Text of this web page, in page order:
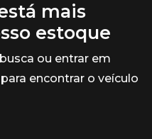
mais
estoque
ou entrar em
encontrar o veículo